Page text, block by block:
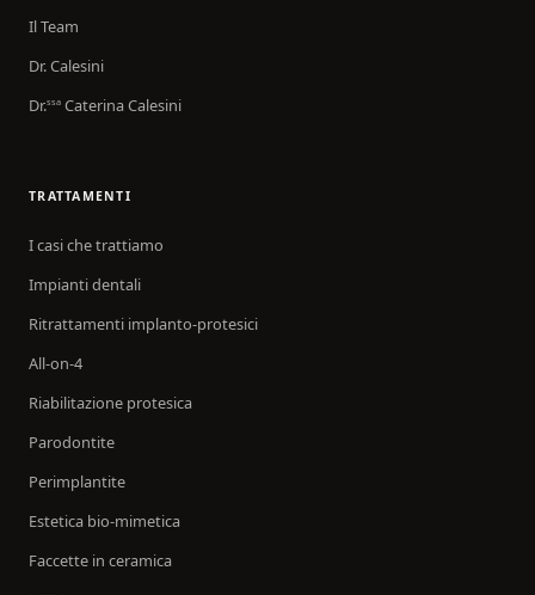
Il Team
Dr. Calesini
Dr.ssa Caterina Calesini
TRATTAMENTI
I casi che trattiamo
Impianti dentali
Ritrattamenti implanto-protesici
All-on-4
Riabilitazione protesica
Parodontite
Perimplantite
Estetica bio-mimetica
Faccette in ceramica